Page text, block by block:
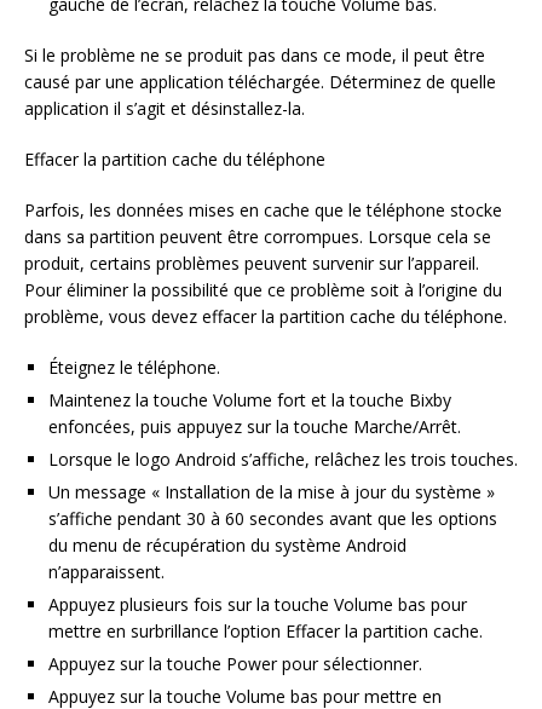
Si le problème ne se produit pas dans ce mode, il peut être
causé par une application téléchargée. Déterminez de quelle
application il s’agit et désinstallez-la.
Effacer la partition cache du téléphone
Parfois, les données mises en cache que le téléphone stocke
dans sa partition peuvent être corrompues. Lorsque cela se
produit, certains problèmes peuvent survenir sur l’appareil.
Pour éliminer la possibilité que ce problème soit à l’origine du
problème, vous devez effacer la partition cache du téléphone.
Éteignez le téléphone.
Maintenez la touche Volume fort et la touche Bixby
enfoncées, puis appuyez sur la touche Marche/Arrêt.
Lorsque le logo Android s’affiche, relâchez les trois touches.
Un message « Installation de la mise à jour du système »
s’affiche pendant 30 à 60 secondes avant que les options
du menu de récupération du système Android
n’apparaissent.
Appuyez plusieurs fois sur la touche Volume bas pour
mettre en surbrillance l’option Effacer la partition cache.
Appuyez sur la touche Power pour sélectionner.
Appuyez sur la touche Volume bas pour mettre en